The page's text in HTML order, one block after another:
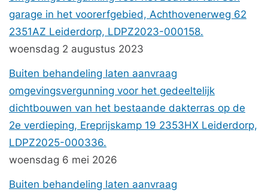
garage in het voorerfgebied, Achthovenerweg 62
2351AZ Leiderdorp, LDPZ2023-000158.
woensdag 2 augustus 2023
Buiten behandeling laten aanvraag
omgevingsvergunning voor het gedeeltelijk
dichtbouwen van het bestaande dakterras op de
2e verdieping, Ereprijskamp 19 2353HX Leiderdorp,
LDPZ2025-000336.
woensdag 6 mei 2026
Buiten behandeling laten aanvraag